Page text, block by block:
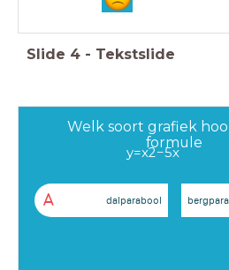
Slide 4 - Tekstslide
Welk soort grafiek
formule
y=x2−5x
A dalparabool